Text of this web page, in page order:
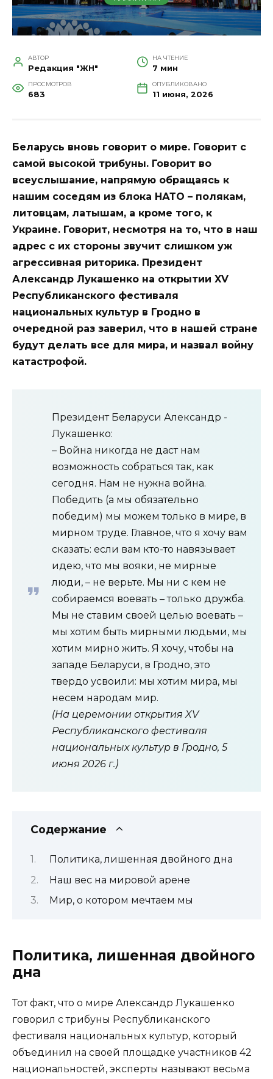
АВТОР
Редакция "ЖН"
НА ЧТЕНИЕ
7 мин
ПРОСМОТРОВ
683
ОПУБЛИКОВАНО
11 июня, 2026
Беларусь вновь говорит о мире. Говорит с
самой высокой трибуны. Говорит во
всеуслышание, напрямую обращаясь к
нашим соседям из блока НАТО – полякам,
литовцам, латышам, а кроме того, к
Украине. Говорит, несмотря на то, что в наш
адрес с их стороны звучит слишком уж
агрессивная риторика. ­­Президент
Александр ­­Лукашенко на открытии XV
Республиканского фестиваля
национальных культур в Гродно в
очередной раз заверил, что в нашей стране
будут делать все для мира, и назвал войну
катастрофой.
­­Президент Беларуси Александр ­­
Лукашенко:
– Война никогда не даст нам
возможность собраться так, как
сегодня. Нам не нужна война.
Победить (а мы обязательно
победим) мы можем только в мире, в
мирном труде. Главное, что я хочу вам
сказать: если вам кто-то навязывает
идею, что мы вояки, не мирные
люди, – не верьте. Мы ни с кем не
собираемся воевать – только дружба.
Мы не ставим своей целью воевать –
мы хотим быть мирными людьми, мы
хотим мирно жить. Я хочу, чтобы на
западе Беларуси, в Гродно, это
твердо усвоили: мы хотим мира, мы
несем народам мир.
(На церемонии открытия XV
Республиканского фестиваля
национальных культур в Гродно, 5
июня 2026 г.)
Содержание
Политика, лишенная двойного дна
Наш вес на мировой арене
Мир, о котором мечтаем мы
Политика, лишенная двойного
дна
Тот факт, что о мире Александр ­­Лукашенко
говорил с трибуны Республиканского
фестиваля национальных культур, который
объединил на своей площадке участников 42
национальностей, эксперты называют весьма